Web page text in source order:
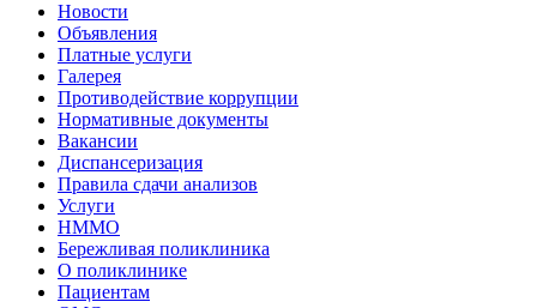
Новости
Объявления
Платные услуги
Галерея
Противодействие коррупции
Нормативные документы
Вакансии
Диспансеризация
Правила сдачи анализов
Услуги
НММО
Бережливая поликлиника
О поликлинике
Пациентам